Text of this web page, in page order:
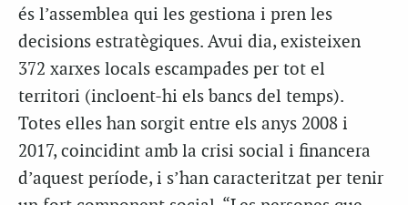
és l’assemblea qui les gestiona i pren les
decisions estratègiques. Avui dia, existeixen
372 xarxes locals escampades per tot el
territori (incloent-hi els bancs del temps).
Totes elles han sorgit entre els anys 2008 i
2017, coincidint amb la crisi social i financera
d’aquest període, i s’han caracteritzat per tenir